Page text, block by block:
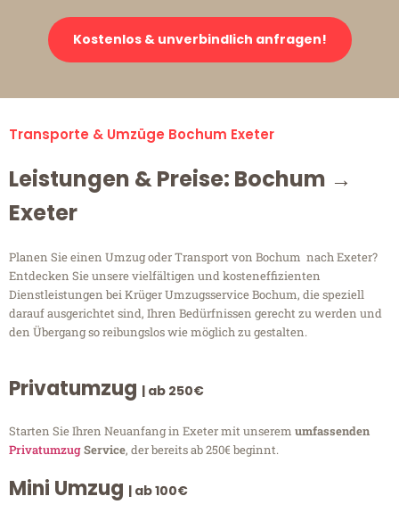
Kostenlos & unverbindlich anfragen!
Transporte & Umzüge Bochum Exeter
Leistungen & Preise: Bochum →
Exeter
Planen Sie einen Umzug oder Transport von Bochum nach Exeter?
Entdecken Sie unsere vielfältigen und kosteneffizienten
Dienstleistungen bei Krüger Umzugsservice Bochum, die speziell
darauf ausgerichtet sind, Ihren Bedürfnissen gerecht zu werden und
den Übergang so reibungslos wie möglich zu gestalten.
Privatumzug | ab 250€
Starten Sie Ihren Neuanfang in Exeter mit unserem umfassenden
PrivatumzugService, der bereits ab 250€ beginnt.
Mini Umzug | ab 100€